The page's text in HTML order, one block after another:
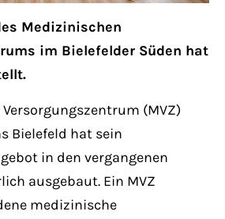
890
sit amet, consectetuer
Medizinischen
im Bielefelder Süden hat
(MVZ)
Bielefeld hat sein
in den vergangenen
ausgebaut. Ein MVZ
medizinische